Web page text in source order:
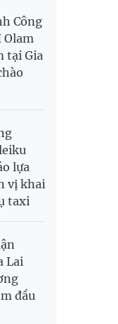
336.84
7,244.36
2,817.41
26,410
Công
Olam
tại Gia
lựa
vị khai
taxi
Lai
đầu